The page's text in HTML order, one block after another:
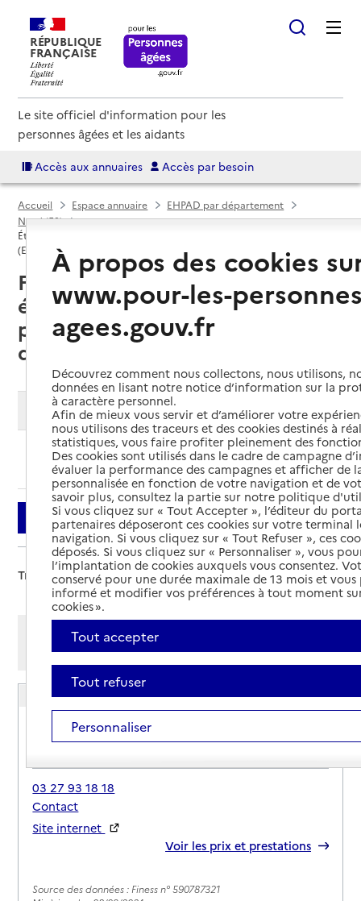
RÉPUBLIQUE
FRANÇAISE
Le site officiel d'information pour les
personnes âgées et les aidants
Accès aux annuaires Accès par besoin
Accueil Espace annuaire
EHPAD par département
Nord (59)
Établissement d'hébergement pour personnes âgées dépendantes
(EHPAD)
Féchain (59247) : liste des
établissements d'hébergement
pour personnes âgées
dépendantes (EHPAD)
Modifier ma recherche
Ajouter cette recherche aux favoris
Filtrer
Trier par :
Afficher les résultats par:
Mode liste
Mode carte
EHPAD La Rose des Vents
Adresse
76 rue Pierre Bochu
59247-Féchain
03 27 93 18 18
Contact
Site internet
Voir les prix et prestations
Source des données : Finess n° 590787321
À propos des cookies
www.pour-les-
agees.gouv.fr
Découvrez comment nous collectons, nous utilisons,
données en lisant notre notice d’information sur la
à caractère personnel.
Afin de mieux vous servir et d’améliorer votre
nous utilisons des traceurs et des cookies destinés à
statistiques, vous faire profiter pleinement des
Des cookies sont utilisés dans le cadre de campagne
évaluer la performance des campagnes et afficher de
personnalisée en fonction de votre navigation et de
savoir plus, consultez la partie sur notre politique
Si vous cliquez sur « Tout Accepter », l’éditeur du
partenaires déposeront ces cookies sur votre terminal
navigation. Si vous cliquez sur « Tout Refuser », ces
déposés. Si vous cliquez sur « Personnaliser », vous
l’implantation de cookies auxquels vous consentez.
conservé pour une durée maximale de 13 mois et
informé et modifier vos préférences à tout moment
cookies ».
Tout accepter
Tout refuser
Personnaliser